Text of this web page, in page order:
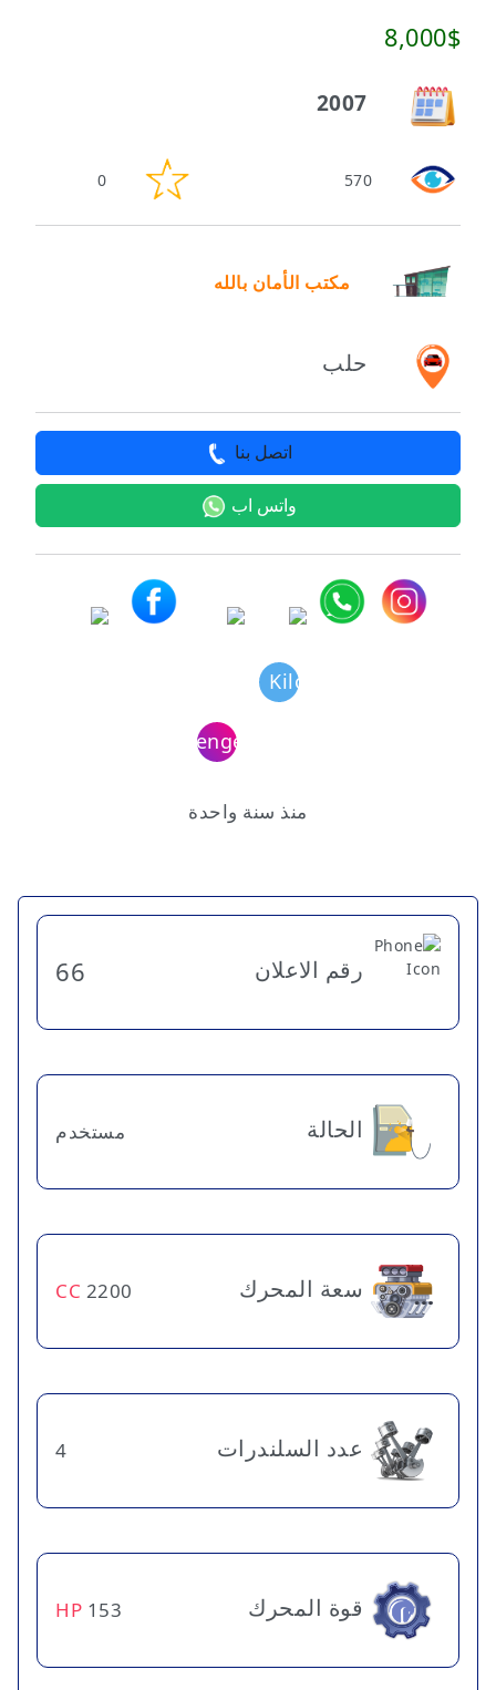
8,000$
2007
570
0
مكتب الأمان بالله
حلب
اتصل بنا
واتس اب
منذ سنة واحدة
رقم الاعلان 66
الحالة مستخدم
سعة المحرك 2200
CC
عدد السلندرات 4
قوة المحرك 153
HP